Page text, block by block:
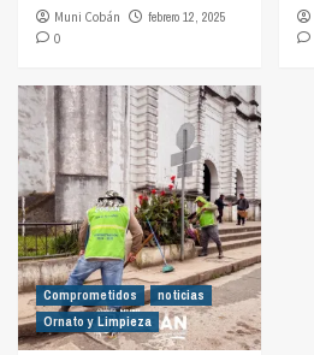
Muni Cobán
febrero 12, 2025
0
Comprometidos
noticias
Ornato y Limpieza